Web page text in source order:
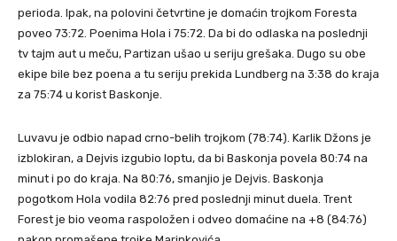
perioda. Ipak, na polovini četvrtine je domaćin trojkom Foresta
poveo 73:72. Poenima Hola i 75:72. Da bi do odlaska na poslednji
tv tajm aut u meču, Partizan ušao u seriju grešaka. Dugo su obe
ekipe bile bez poena a tu seriju prekida Lundberg na 3:38 do kraja
za 75:74 u korist Baskonje.
Luvavu je odbio napad crno-belih trojkom (78:74). Karlik Džons je
izblokiran, a Dejvis izgubio loptu, da bi Baskonja povela 80:74 na
minut i po do kraja. Na 80:76, smanjio je Dejvis. Baskonja
pogotkom Hola vodila 82:76 pred poslednji minut duela. Trent
Forest je bio veoma raspoložen i odveo domaćine na +8 (84:76)